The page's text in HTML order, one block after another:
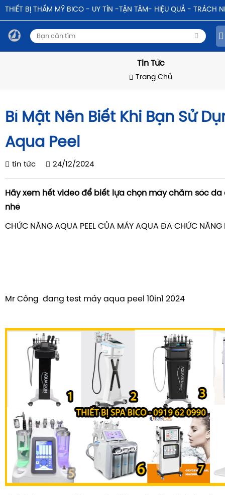
THIẾT BỊ THẨM MỸ BICO - UY TÍN -TẬN TÂM- HIỆU QUẢ - TRÁCH
Tin Tức
Trang Chủ
Bí Mật Nên Biết Khi Bạn Sử
Aqua Peel
tin tức 24/12/2024
Hãy xem hết video để biết lựa chọn máy chăm sóc
nhé
CHỨC NĂNG AQUA PEEL CỦA MÁY AQUA ĐA CHỨC NĂNG
Mr Công đang test máy aqua peel 10in1 2024